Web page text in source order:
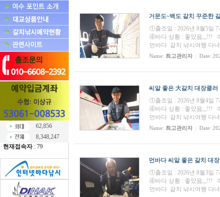
62,856
8,348,247
현재접속자: 79
거문도~백도 갈치 꾸준한
①출조일 : 2026년 8월5일
④바다 상황 : 좋았음,,,!!!
먼바다 갈치 낚시여행 다
Name: 최고관리자 Date:
씨알 좋은 大갈치 대장쿨
①출조일 : 2026년 8월4일
④바다 상황 : 좋았음,,,!!!
먼바다 갈치 낚시여행 다
Name: 최고관리자 Date:
먼바다 씨알 좋은 갈치 대
①출조일 : 2026년 8월3일
④바다 상황 : 좋았음,,,!!!
먼바다 갈치 낚시여행 다